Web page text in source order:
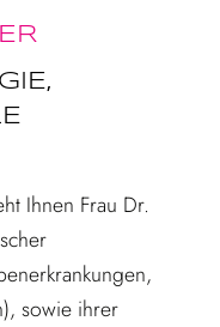
Ihnen Frau Dr.
sowie ihrer